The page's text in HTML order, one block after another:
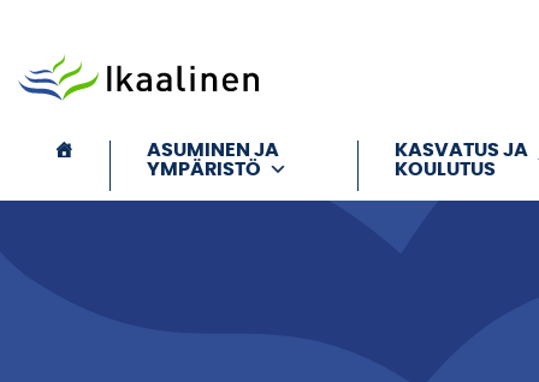
ASUMINEN JA
YMPÄRISTÖ
KASVATUS JA
KOULUTUS